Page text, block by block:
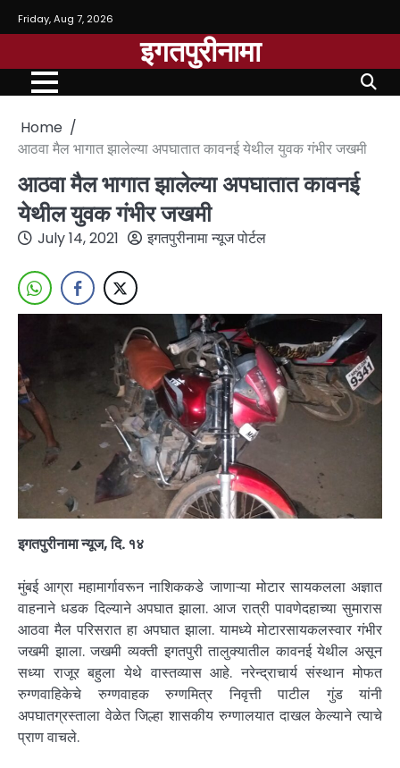
Friday, Aug 7, 2026
इगतपुरीनामा
Home
आठवा मैल भागात झालेल्या अपघातात कावनई येथील युवक गंभीर जखमी
आठवा मैल भागात झालेल्या अपघातात कावनई
येथील युवक गंभीर जखमी
July 14, 2021 इगतपुरीनामा न्यूज पोर्टल
इगतपुरीनामा न्यूज, दि. १४
मुंबई आग्रा महामार्गावरून नाशिककडे जाणाऱ्या मोटार सायकलला अज्ञात
वाहनाने धडक दिल्याने अपघात झाला. आज रात्री पावणेदहाच्या सुमारास
आठवा मैल परिसरात हा अपघात झाला. यामध्ये मोटारसायकलस्वार गंभीर
जखमी झाला. जखमी व्यक्ती इगतपुरी तालुक्यातील कावनई येथील असून
सध्या राजूर बहुला येथे वास्तव्यास आहे. नरेन्द्राचार्य संस्थान मोफत
रुग्णवाहिकेचे रुग्णवाहक रुग्णमित्र निवृत्ती पाटील गुंड यांनी
अपघातग्रस्ताला वेळेत जिल्हा शासकीय रुग्णालयात दाखल केल्याने त्याचे
प्राण वाचले.